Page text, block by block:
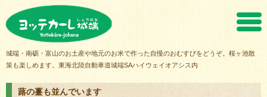
城端・南砺・富山のお土産や地元のお米で作った自慢のおむすびをどうぞ。桜ヶ池散
策も楽しめます。東海北陸自動車道城端SAハイウェイオアシス内
蕗の薹も並んでいます